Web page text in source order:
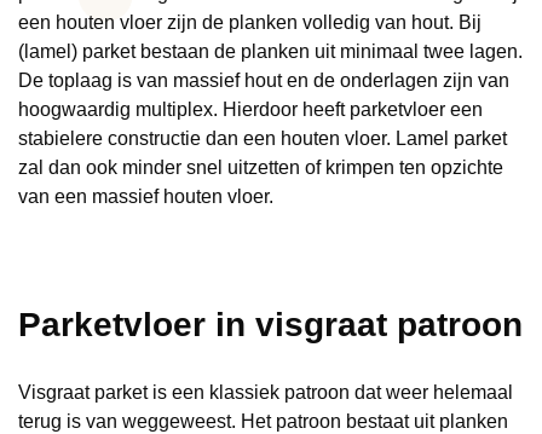
een houten vloer zijn de planken volledig van hout. Bij
(lamel) parket bestaan de planken uit minimaal twee lagen.
De toplaag is van massief hout en de onderlagen zijn van
hoogwaardig multiplex. Hierdoor heeft parketvloer een
stabielere constructie dan een houten vloer. Lamel parket
zal dan ook minder snel uitzetten of krimpen ten opzichte
van een massief houten vloer.
Parketvloer in visgraat patroon
Visgraat parket is een klassiek patroon dat weer helemaal
terug is van weggeweest. Het patroon bestaat uit planken